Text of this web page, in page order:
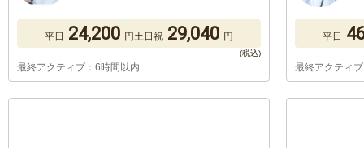
平日 24,200 円土日祝 29,040 円
最終アクティブ：6時間以内
平日
最終アクティ